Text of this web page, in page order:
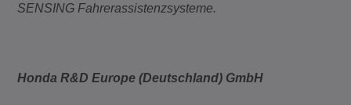
SENSING Fahrerassistenzsysteme.
Honda R&D Europe (Deutschland) GmbH